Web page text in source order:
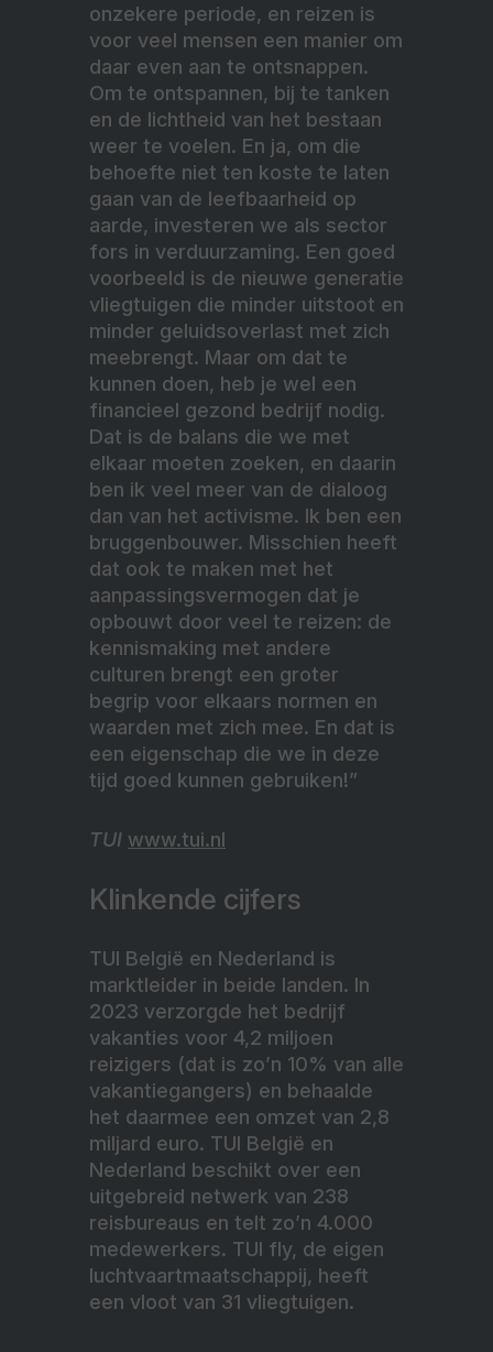
onzekere periode, en reizen is
voor veel mensen een manier om
daar even aan te ontsnappen.
Om te ontspannen, bij te tanken
en de lichtheid van het bestaan
weer te voelen. En ja, om die
behoefte niet ten koste te laten
gaan van de leefbaarheid op
aarde, investeren we als sector
fors in verduurzaming. Een goed
voorbeeld is de nieuwe generatie
vliegtuigen die minder uitstoot en
minder geluidsoverlast met zich
meebrengt. Maar om dat te
kunnen doen, heb je wel een
financieel gezond bedrijf nodig.
Dat is de balans die we met
elkaar moeten zoeken, en daarin
ben ik veel meer van de dialoog
dan van het activisme. Ik ben een
bruggenbouwer. Misschien heeft
dat ook te maken met het
aanpassingsvermogen dat je
opbouwt door veel te reizen: de
kennismaking met andere
culturen brengt een groter
begrip voor elkaars normen en
waarden met zich mee. En dat is
een eigenschap die we in deze
tijd goed kunnen gebruiken!”
TUI www.tui.nl
Klinkende cijfers
TUI België en Nederland is
marktleider in beide landen. In
2023 verzorgde het bedrijf
vakanties voor 4,2 miljoen
reizigers (dat is zo’n 10% van alle
vakantiegangers) en behaalde
het daarmee een omzet van 2,8
miljard euro. TUI België en
Nederland beschikt over een
uitgebreid netwerk van 238
reisbureaus en telt zo’n 4.000
medewerkers. TUI fly, de eigen
luchtvaartmaatschappij, heeft
een vloot van 31 vliegtuigen.